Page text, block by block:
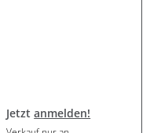
Jetztanmelden!